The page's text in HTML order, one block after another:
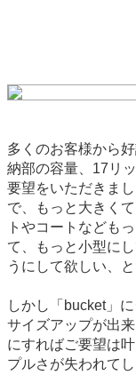
多くのお客様から
納部の容量、17リ
要望をいただきま
で、もっと大きく
トやコートなども
て、もっと小型に
うにして欲しい、と
しかし「bucket」
サイズアップが出
にすればご要望は
プルさが失われてし